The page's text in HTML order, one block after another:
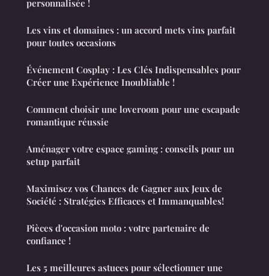
personnalisée !
Les vins et domaines : un accord mets vins parfait
pour toutes occasions
Événement Cosplay : Les Clés Indispensables pour
Créer une Expérience Inoubliable !
Comment choisir une loveroom pour une escapade
romantique réussie
Aménager votre espace gaming : conseils pour un
setup parfait
Maximisez vos Chances de Gagner aux Jeux de
Société : Stratégies Efficaces et Immanquables!
Pièces d'occasion moto : votre partenaire de
confiance !
Les 5 meilleures astuces pour sélectionner une